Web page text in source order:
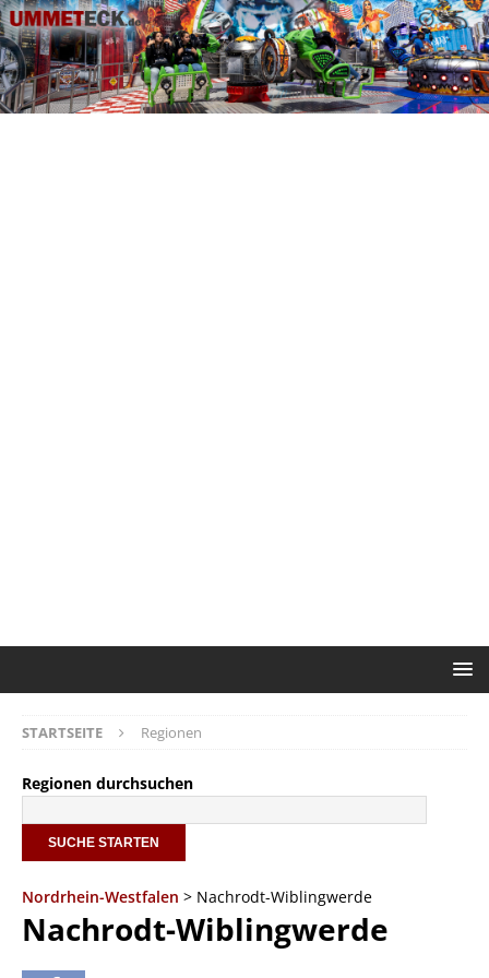
STARTSEITE Regionen
Regionen durchsuchen
Nordrhein-Westfalen > Nachrodt-Wiblingwerde
Nachrodt-Wiblingwerde